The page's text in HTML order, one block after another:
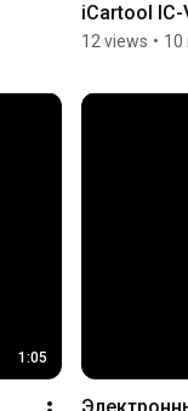
iCartool IC-
12 views • 10
1:05